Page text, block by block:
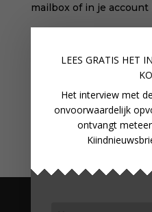
mailbox of in je
LEES GRATIS HET
Het interview met
onvoorwaardelijk
ontvangt